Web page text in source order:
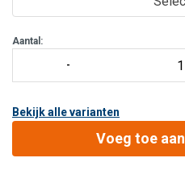
Aantal:
Bekijk alle varianten
Voeg toe